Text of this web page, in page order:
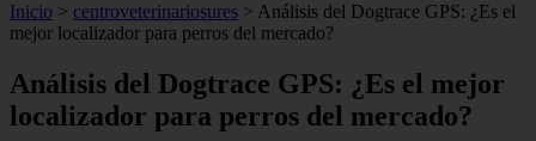
Inicio > centroveterinariosures > Análisis del Dogtrace GPS: ¿Es el
mejor localizador para perros del mercado?
Análisis del Dogtrace GPS: ¿Es el mejor
localizador para perros del mercado?